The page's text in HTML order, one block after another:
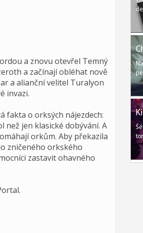
a znovu otevřel Temný
a začínají obléhat nově
a alianční velitel Turalyon
invazi.
fakta o orksých nájezdech:
než jen klasické dobývání. A
orkům. Aby překazila
zničeného orkského
zastavit ohavného